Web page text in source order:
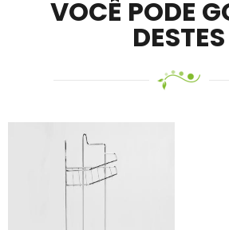
VOCÊ PODE
DESTES